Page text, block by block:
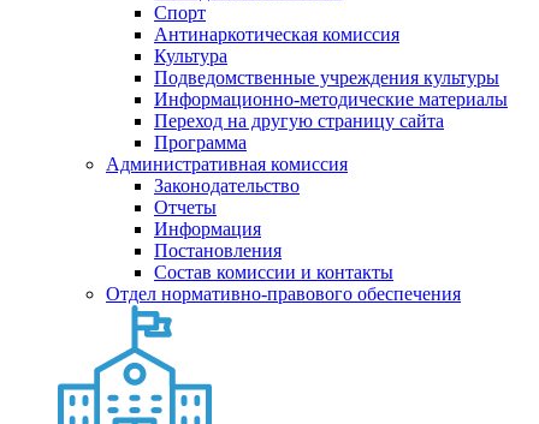
Спорт
Антинаркотическая комиссия
Культура
Подведомственные учреждения культуры
Информационно-методические материалы
Переход на другую страницу сайта
Программа
Административная комиссия
Законодательство
Отчеты
Информация
Постановления
Состав комиссии и контакты
Отдел нормативно-правового обеспечения